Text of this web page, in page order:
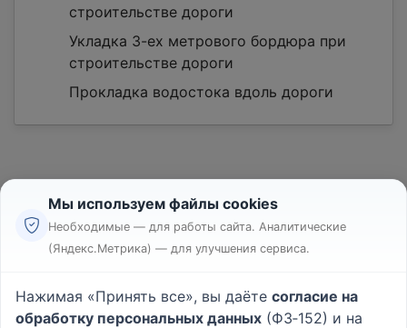
строительстве дороги
Укладка 3-ех метрового бордюра при
строительстве дороги
Прокладка водостока вдоль дороги
Реклама
Пользовательское соглашение
Мы используем файлы cookies
Необходимые — для работы сайта. Аналитические
(Яндекс.Метрика) — для улучшения сервиса.
Нажимая «Принять все», вы даёте согласие на
обработку персональных данных (ФЗ‑152) и на